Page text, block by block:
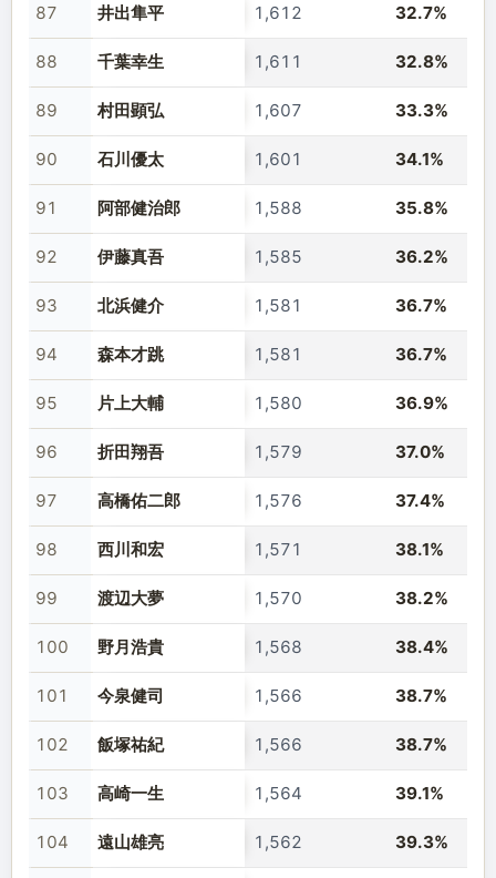
87 井出隼平 1,612 32.7%
88 千葉幸生 1,611 32.8%
89 村田顕弘 1,607 33.3%
90 石川優太 1,601 34.1%
91 阿部健治郎 1,588 35.8%
92 伊藤真吾 1,585 36.2%
93 北浜健介 1,581 36.7%
94 森本才跳 1,581 36.7%
95 片上大輔 1,580 36.9%
96 折田翔吾 1,579 37.0%
97 高橋佑二郎 1,576 37.4%
98 西川和宏 1,571 38.1%
99 渡辺大夢 1,570 38.2%
100 野月浩貴 1,568 38.4%
101 今泉健司 1,566 38.7%
102 飯塚祐紀 1,566 38.7%
103 高崎一生 1,564 39.1%
104 遠山雄亮 1,562 39.3%